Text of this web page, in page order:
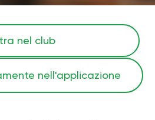
nel club
nell'applicazione